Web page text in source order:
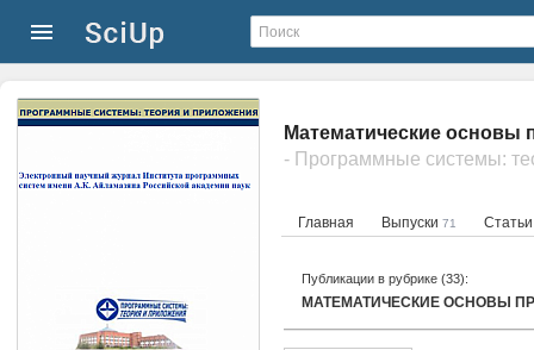
Математические основы
- Программные системы:
Главная Выпуски 71
Публикации в рубрике (33):
МАТЕМАТИЧЕСКИЕ ОСНОВЫ